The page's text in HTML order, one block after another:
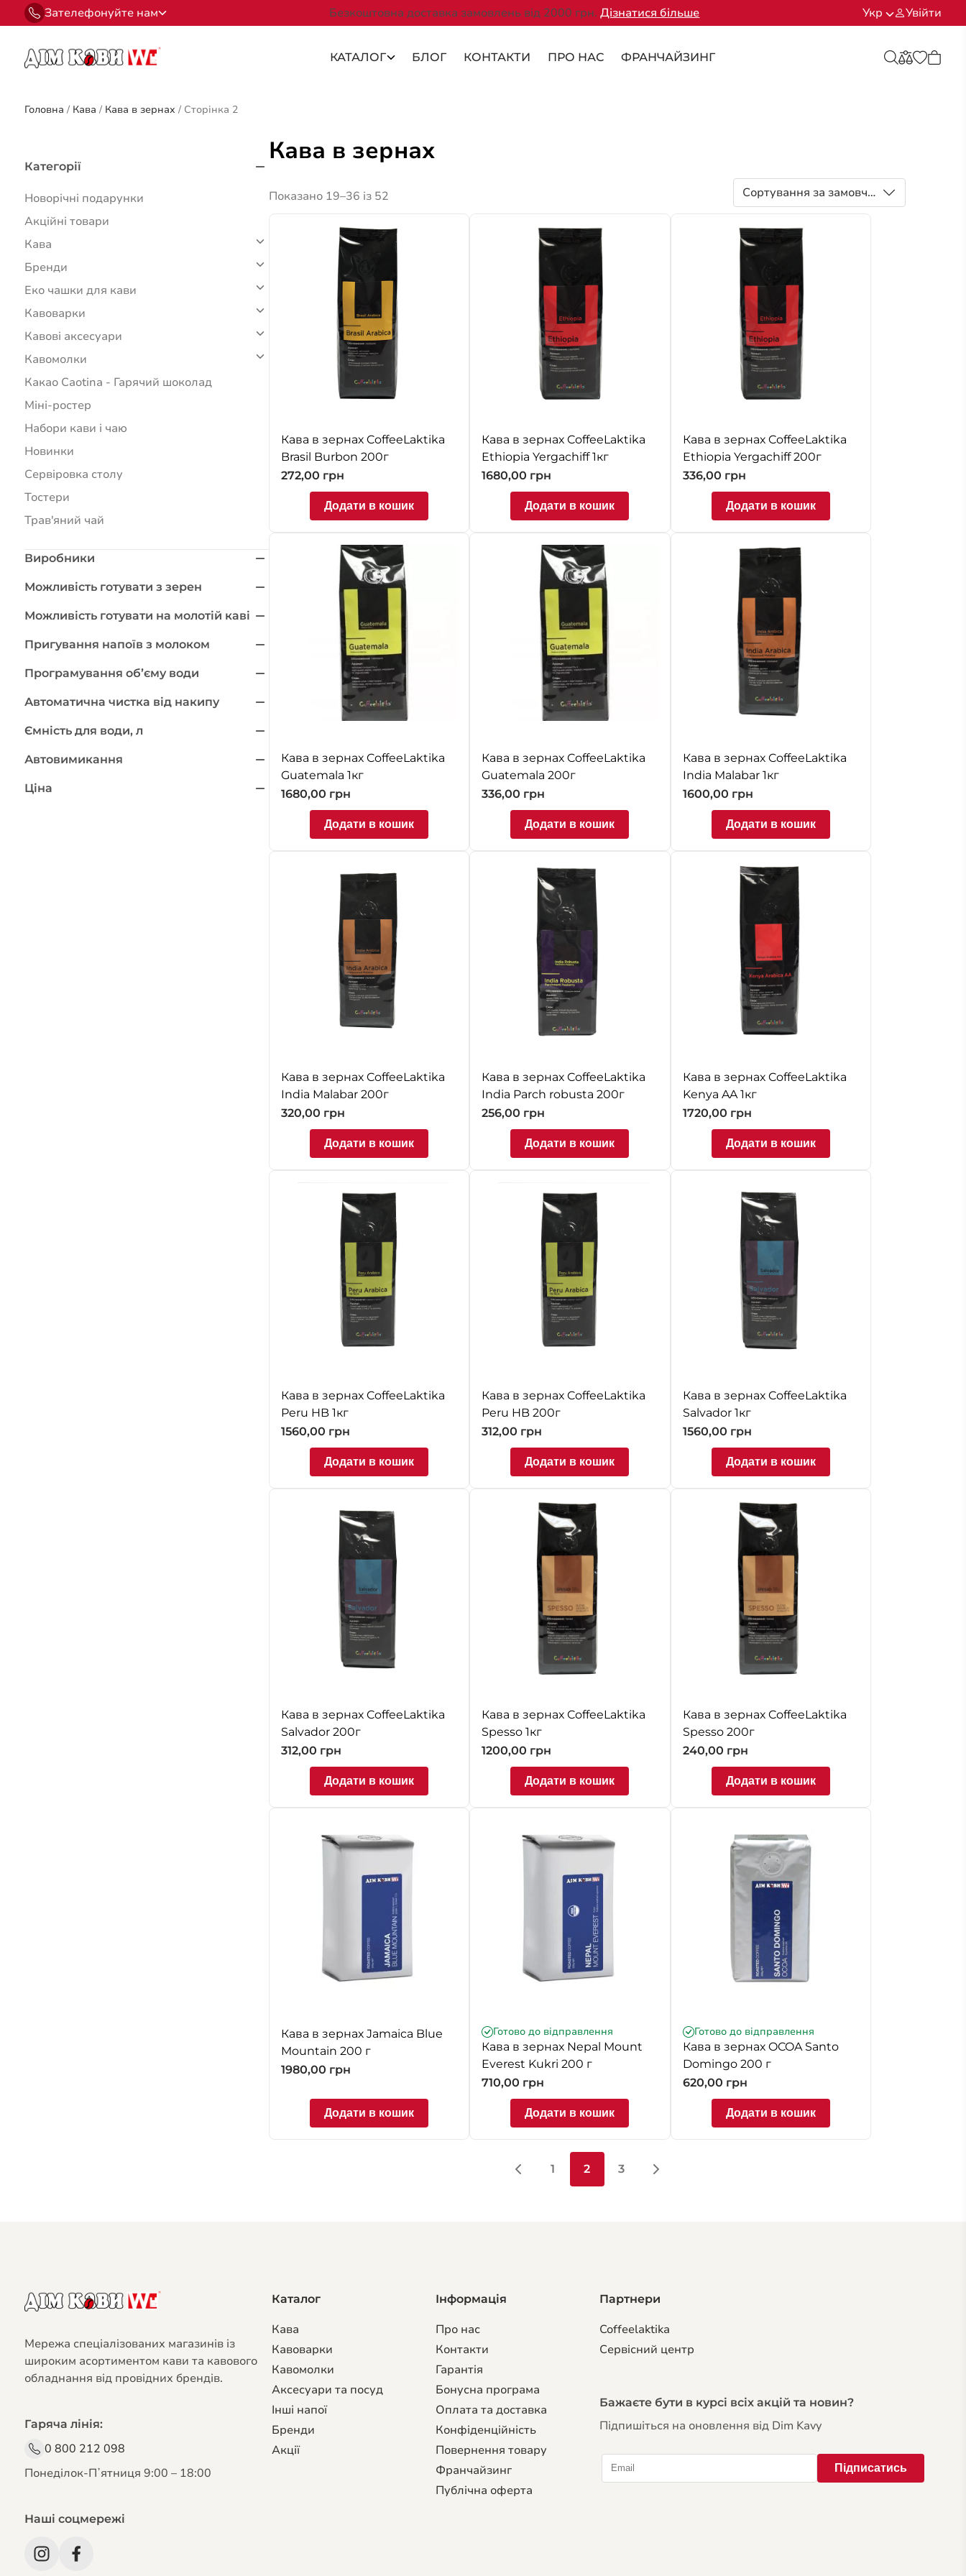
Зателефонуйте нам Безкоштовна доставка замовлень від 2000 грн.Дізнатися більше Укр Увійти
КАТАЛОГ БЛОГ КОНТАКТИ ПРО НАС ФРАНЧАЙЗИНГ
Головна / Кава / Кава в зернах / Сторінка 2
Категорії
Новорічні подарунки
Акційні товари
Кава
Бренди
Еко чашки для кави
Кавоварки
Кавові аксесуари
Кавомолки
Какао Caotina - Гарячий шоколад
Міні-ростер
Набори кави і чаю
Новинки
Сервіровка столу
Тостери
Трав'яний чай
Виробники
Можливість готувати з зерен
Можливість готувати на молотій каві
Пригування напоїв з молоком
Програмування обʼєму води
Автоматична чистка від накипу
Ємність для води, л
Автовимикання
Ціна
Кава в зернах
Показано 19–36 із 52 Сортування за замовчуванням
Кава в зернах CoffeeLaktika
Brasil Burbon 200г
272,00 грн
Додати в кошик
Кава в зернах CoffeeLaktika
Ethiopia Yergachiff 1кг
1680,00 грн
Додати в кошик
Кава в зернах CoffeeLaktika
Ethiopia Yergachiff 200г
336,00 грн
Додати в кошик
Кава в зернах CoffeeLaktika
Guatemala 1кг
1680,00 грн
Додати в кошик
Кава в зернах CoffeeLaktika
Guatemala 200г
336,00 грн
Додати в кошик
Кава в зернах CoffeeLaktika
India Malabar 1кг
1600,00 грн
Додати в кошик
Кава в зернах CoffeeLaktika
India Malabar 200г
320,00 грн
Додати в кошик
Кава в зернах CoffeeLaktika
India Parch robusta 200г
256,00 грн
Додати в кошик
Кава в зернах CoffeeLaktika
Kenya AA 1кг
1720,00 грн
Додати в кошик
Кава в зернах CoffeeLaktika
Peru HB 1кг
1560,00 грн
Додати в кошик
Кава в зернах CoffeeLaktika
Peru HB 200г
312,00 грн
Додати в кошик
Кава в зернах CoffeeLaktika
Salvador 1кг
1560,00 грн
Додати в кошик
Кава в зернах CoffeeLaktika
Salvador 200г
312,00 грн
Додати в кошик
Кава в зернах CoffeeLaktika
Spesso 1кг
1200,00 грн
Додати в кошик
Кава в зернах CoffeeLaktika
Spesso 200г
240,00 грн
Додати в кошик
Кава в зернах Jamaica Blue
Mountain 200 г
1980,00 грн
Додати в кошик
Готово до відправлення
Кава в зернах Nepal Mount
Everest Kukri 200 г
710,00 грн
Додати в кошик
Готово до відправлення
Кава в зернах OCOA Santo
Domingo 200 г
620,00 грн
Додати в кошик
1 2 3
Мережа спеціалізованих магазинів із
широким асортиментом кави та кавового
обладнання від провідних брендів.
Гаряча лінія:
0 800 212 098
Понеділок-Пʼятниця 9:00 – 18:00
Наші соцмережі
Каталог
Кава
Кавоварки
Кавомолки
Аксесуари та посуд
Інші напої
Бренди
Акції
Інформація
Про нас
Контакти
Гарантiя
Бонусна програма
Оплата та доставка
Конфіденційність
Повернення товару
Франчайзинг
Публічна оферта
Партнери
Coffeelaktika
Сервiсний центр
Бажаєте бути в курсі всіх акцій та новин?
Підпишіться на оновлення від Dim Kavy